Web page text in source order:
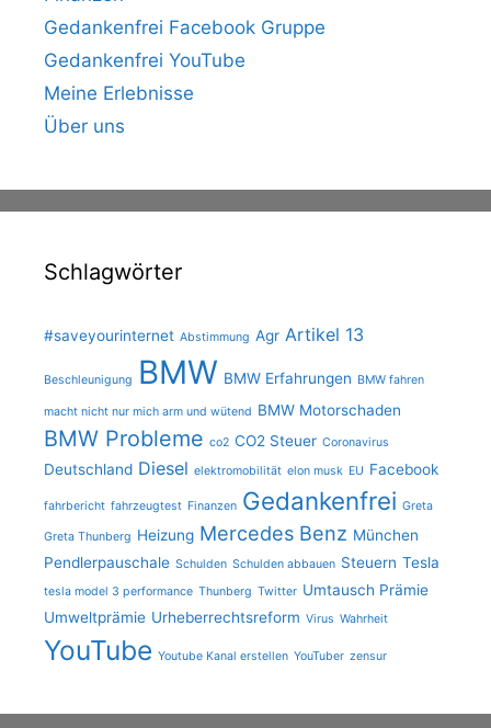
Gedankenfrei Facebook Gruppe
Gedankenfrei YouTube
Meine Erlebnisse
Über uns
Schlagwörter
#saveyourinternet Abstimmung Agr Artikel 13
Beschleunigung BMW BMW Erfahrungen BMW fahren
macht nicht nur mich arm und wütend BMW Motorschaden
BMW Probleme co2 CO2 Steuer Coronavirus
Deutschland Diesel elektromobilität elon musk EU Facebook
fahrbericht fahrzeugtest Finanzen Gedankenfrei Greta
Greta Thunberg Heizung Mercedes Benz München
Pendlerpauschale Schulden Schulden abbauen Steuern Tesla
tesla model 3 performance Thunberg Twitter Umtausch Prämie
Umweltprämie Urheberrechtsreform Virus Wahrheit
YouTube Youtube Kanal erstellen YouTuber zensur